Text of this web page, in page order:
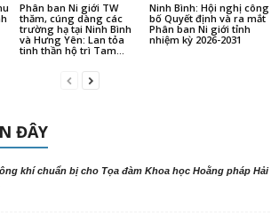
Phân ban Ni giới TW
thăm, cúng dàng các
trường hạ tại Ninh Bình
và Hưng Yên: Lan tỏa
tinh thần hộ trì Tam...
Ninh Bình: Hội nghị công
bố Quyết định và ra mắt
Phân ban Ni giới tỉnh
nhiệm kỳ 2026-2031
ĐÂY
khí chuẩn bị cho Tọa đàm Khoa học Hoằng pháp Hải